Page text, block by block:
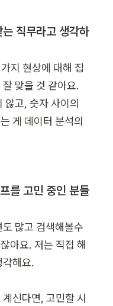
직무라고 생각하
지 현상에 대해 집
맞을 것 같아요.
않고, 숫자 사이의
게 데이터 분석의
를 고민 중인 분들
많고 검색해볼수
아요. 저는 직접 해
해요.
신다면, 고민할 시